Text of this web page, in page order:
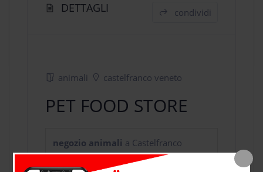
DETTAGLI condividi
animali castelfranco veneto
PET FOOD STORE
negozio animali a Castelfranco
Veneto, provincia di Treviso